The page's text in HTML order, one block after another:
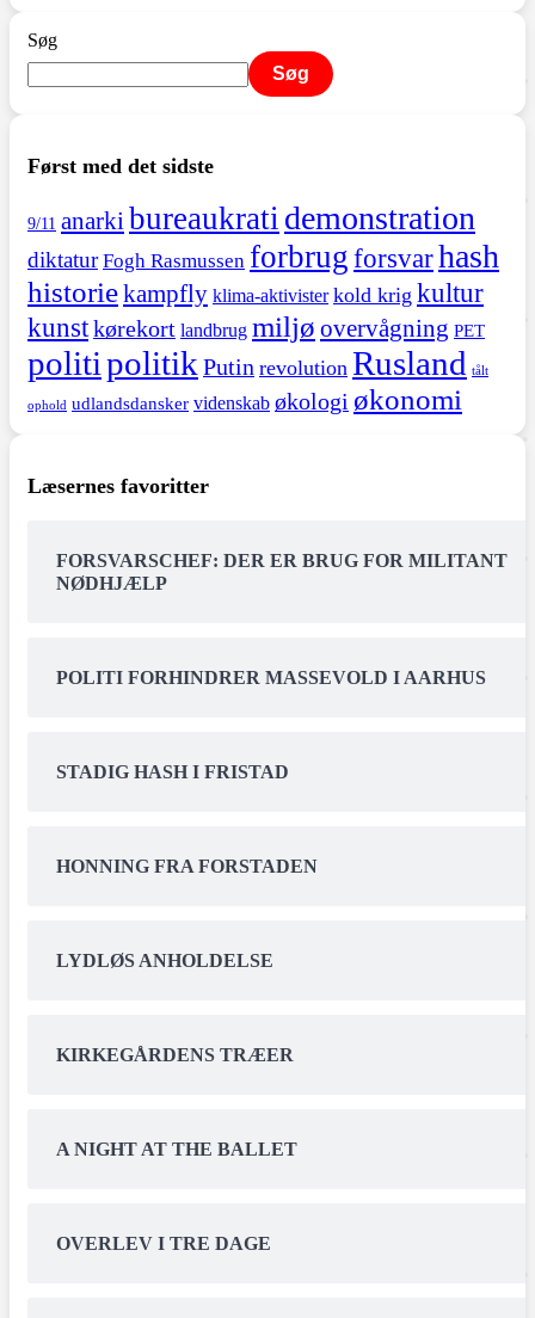
Søg
Søg
Først med det sidste
9/11 anarki bureaukrati demonstration
diktatur Fogh Rasmussen forbrugforsvarhash
historiekampfly klima-aktivister kold krig kultur
kunstkørekort landbrug miljø overvågning PET
politipolitik Putin revolution Rusland tålt
ophold udlandsdansker videnskab økologi økonomi
Læsernes favoritter
FORSVARSCHEF: DER ER BRUG FOR MILITANT
NØDHJÆLP
POLITI FORHINDRER MASSEVOLD I AARHUS
STADIG HASH I FRISTAD
HONNING FRA FORSTADEN
LYDLØS ANHOLDELSE
KIRKEGÅRDENS TRÆER
A NIGHT AT THE BALLET
OVERLEV I TRE DAGE